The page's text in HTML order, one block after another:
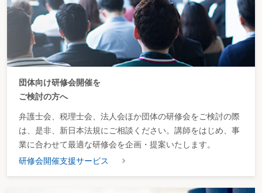
団体向け研修会開催を
ご検討の方へ
弁護士会、税理士会、法人会ほか団体の研修会をご検討の際
は、是非、新日本法規にご相談ください。講師をはじめ、事
業に合わせて最適な研修会を企画・提案いたします。
研修会開催支援サービス